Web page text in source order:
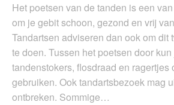
Het poetsen van de tanden is een
om je gebit schoon, gezond en vrij
Tandartsen adviseren dan ook om dit
te doen. Tussen het poetsen door
tandenstokers, flosdraad en ragertjes
gebruiken. Ook tandartsbezoek mag
ontbreken. Sommige…